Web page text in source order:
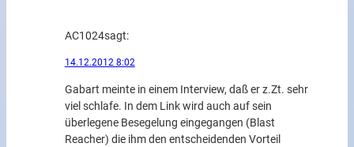
AC1024sagt:
14.12.2012 8:02
Gabart meinte in einem Interview, daß er z.Zt. sehr
viel schlafe. In dem Link wird auch auf sein
überlegene Besegelung eingegangen (Blast
Reacher) die ihm den entscheidenden Vorteil